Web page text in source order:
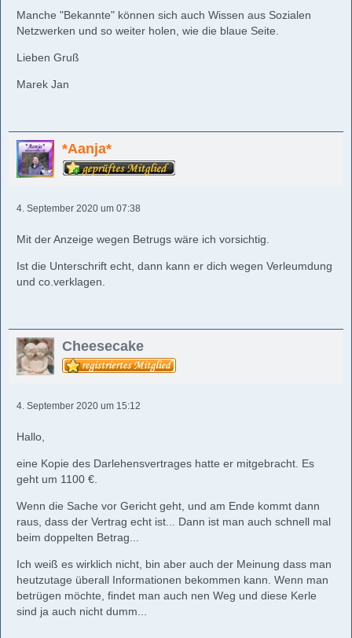
Manche "Bekannte" können sich auch Wissen aus Sozialen
Netzwerken und so weiter holen, wie die blaue Seite.
Lieben Gruß
Marek Jan
*Aanja*
4. September 2020 um 07:38
Mit der Anzeige wegen Betrugs wäre ich vorsichtig.
Ist die Unterschrift echt, dann kann er dich wegen Verleumdung
und co.verklagen.
Cheesecake
4. September 2020 um 15:12
Hallo,
eine Kopie des Darlehensvertrages hatte er mitgebracht. Es
geht um 1100 €.
Wenn die Sache vor Gericht geht, und am Ende kommt dann
raus, dass der Vertrag echt ist... Dann ist man auch schnell mal
beim doppelten Betrag...
Ich weiß es wirklich nicht, bin aber auch der Meinung dass man
heutzutage überall Informationen bekommen kann. Wenn man
betrügen möchte, findet man auch nen Weg und diese Kerle
sind ja auch nicht dumm...